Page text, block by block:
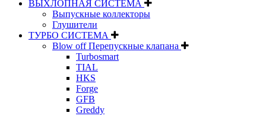
ВЫХЛОПНАЯ СИСТЕМА
Выпускные коллекторы
Глушители
ТУРБО СИСТЕМА
Blow off Перепускные клапана
Turbosmart
TIAL
HKS
Forge
GFB
Greddy